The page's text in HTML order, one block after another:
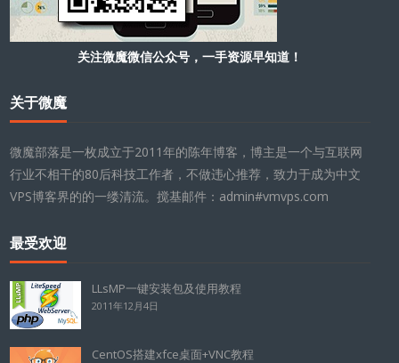
关注微魔微信公众号，一手资源早知道！
关于微魔
微魔部落是一枚成立于2011年的陈年博客，博主是一个与互联网
行业不相干的80后科技工作者，不做违心推荐，致力于成为中文
VPS博客界的的一缕清流。搅基邮件：admin#vmvps.com
最受欢迎
LLsMP一键安装包及使用教程
2011年12月4日
CentOS搭建xfce桌面+VNC教程